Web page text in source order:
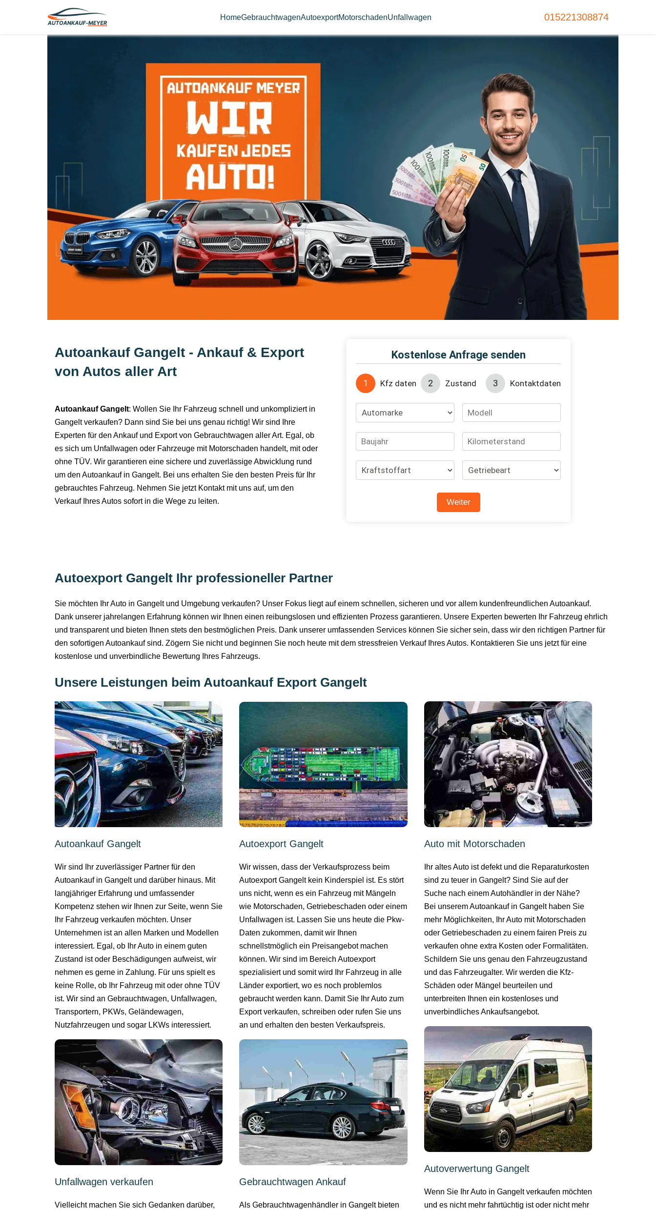
HomeGebrauchtwagenAutoexportMotorschadenUnfallwagen 015221308874
Autoankauf Gangelt - Ankauf & Export
von Autos aller Art
Autoankauf Gangelt: Wollen Sie Ihr Fahrzeug schnell und unkompliziert in
Gangelt verkaufen? Dann sind Sie bei uns genau richtig! Wir sind Ihre
Experten für den Ankauf und Export von Gebrauchtwagen aller Art. Egal, ob
es sich um Unfallwagen oder Fahrzeuge mit Motorschaden handelt, mit oder
ohne TÜV. Wir garantieren eine sichere und zuverlässige Abwicklung rund
um den Autoankauf in Gangelt. Bei uns erhalten Sie den besten Preis für Ihr
gebrauchtes Fahrzeug. Nehmen Sie jetzt Kontakt mit uns auf, um den
Verkauf Ihres Autos sofort in die Wege zu leiten.
Autoexport Gangelt Ihr professioneller Partner
Sie möchten Ihr Auto in Gangelt und Umgebung verkaufen? Unser Fokus liegt auf einem schnellen, sicheren und vor allem kundenfreundlichen Autoankauf.
Dank unserer jahrelangen Erfahrung können wir Ihnen einen reibungslosen und effizienten Prozess garantieren. Unsere Experten bewerten Ihr Fahrzeug ehrlich
und transparent und bieten Ihnen stets den bestmöglichen Preis. Dank unserer umfassenden Services können Sie sicher sein, dass wir den richtigen Partner für
den sofortigen Autoankauf sind. Zögern Sie nicht und beginnen Sie noch heute mit dem stressfreien Verkauf Ihres Autos. Kontaktieren Sie uns jetzt für eine
kostenlose und unverbindliche Bewertung Ihres Fahrzeugs.
Unsere Leistungen beim Autoankauf Export Gangelt
Autoankauf Gangelt
Wir sind Ihr zuverlässiger Partner für den
Autoankauf in Gangelt und darüber hinaus. Mit
langjähriger Erfahrung und umfassender
Kompetenz stehen wir Ihnen zur Seite, wenn Sie
Ihr Fahrzeug verkaufen möchten. Unser
Unternehmen ist an allen Marken und Modellen
interessiert. Egal, ob Ihr Auto in einem guten
Zustand ist oder Beschädigungen aufweist, wir
nehmen es gerne in Zahlung. Für uns spielt es
keine Rolle, ob Ihr Fahrzeug mit oder ohne TÜV
ist. Wir sind an Gebrauchtwagen, Unfallwagen,
Transportern, PKWs, Geländewagen,
Nutzfahrzeugen und sogar LKWs interessiert.
Unfallwagen verkaufen
Vielleicht machen Sie sich Gedanken darüber,
Autoexport Gangelt
Wir wissen, dass der Verkaufsprozess beim
Autoexport Gangelt kein Kinderspiel ist. Es stört
uns nicht, wenn es ein Fahrzeug mit Mängeln
wie Motorschaden, Getriebeschaden oder einem
Unfallwagen ist. Lassen Sie uns heute die Pkw-
Daten zukommen, damit wir Ihnen
schnellstmöglich ein Preisangebot machen
können. Wir sind im Bereich Autoexport
spezialisiert und somit wird Ihr Fahrzeug in alle
Länder exportiert, wo es noch problemlos
gebraucht werden kann. Damit Sie Ihr Auto zum
Export verkaufen, schreiben oder rufen Sie uns
an und erhalten den besten Verkaufspreis.
Gebrauchtwagen Ankauf
Als Gebrauchtwagenhändler in Gangelt bieten
Auto mit Motorschaden
Ihr altes Auto ist defekt und die Reparaturkosten
sind zu teuer in Gangelt? Sind Sie auf der
Suche nach einem Autohändler in der Nähe?
Bei unserem Autoankauf in Gangelt haben Sie
mehr Möglichkeiten, Ihr Auto mit Motorschaden
oder Getriebeschaden zu einem fairen Preis zu
verkaufen ohne extra Kosten oder Formalitäten.
Schildern Sie uns genau den Fahrzeugzustand
und das Fahrzeugalter. Wir werden die Kfz-
Schäden oder Mängel beurteilen und
unterbreiten Ihnen ein kostenloses und
unverbindliches Ankaufsangebot.
Autoverwertung Gangelt
Wenn Sie Ihr Auto in Gangelt verkaufen möchten
und es nicht mehr fahrtüchtig ist oder nicht mehr